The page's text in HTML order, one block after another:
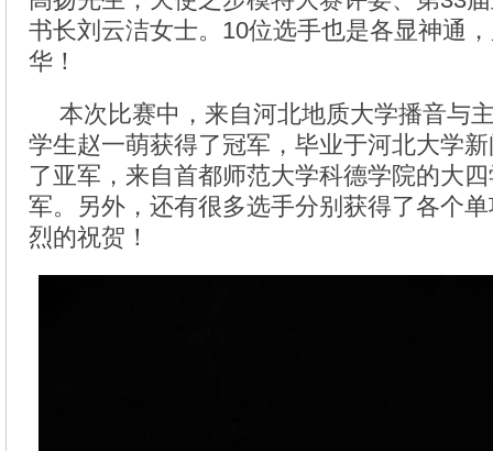
书长刘云洁女士。10位选手也是各显神通
华！
本次比赛中，来自河北地质大学播音与
学生赵一萌获得了冠军，毕业于河北大学
了亚军，来自首都师范大学科德学院的大
军。另外，还有很多选手分别获得了各个
烈的祝贺！